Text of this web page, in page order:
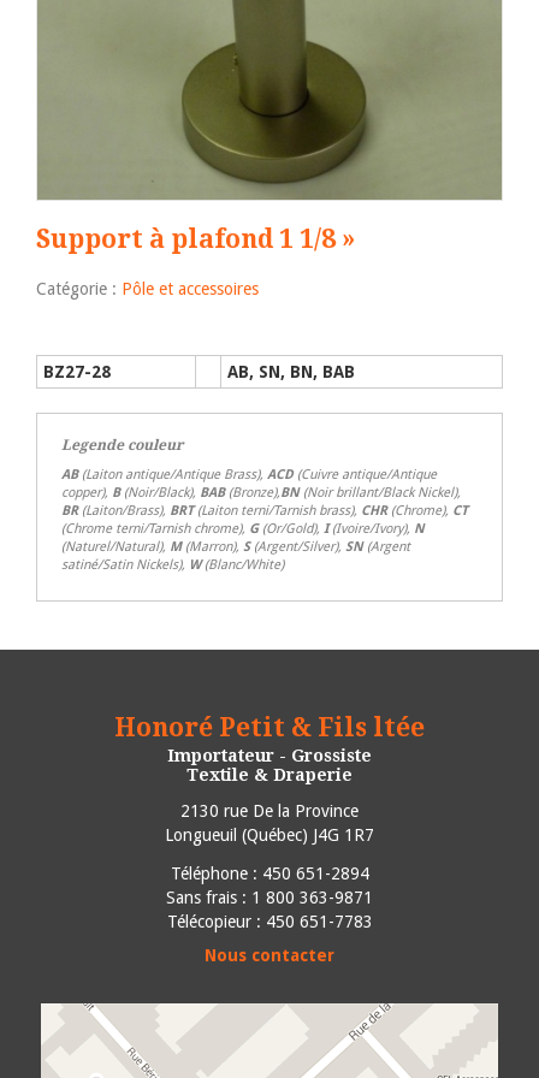
Support à plafond 1 1/8 »
Catégorie : Pôle et accessoires
BZ27-28 AB, SN, BN, BAB
Legende couleur
AB(Laiton antique/Antique Brass), ACD(Cuivre antique/Antique
copper), B(Noir/Black), BAB(Bronze),BN(Noir brillant/Black Nickel),
BR (Laiton/Brass), BRT(Laiton terni/Tarnish brass), CHR(Chrome), CT
(Chrome terni/Tarnish chrome), G(Or/Gold), I (Ivoire/Ivory), N
(Naturel/Natural), M(Marron), S(Argent/Silver), SN(Argent
satiné/Satin Nickels), W(Blanc/White)
Honoré Petit & Fils ltée
Importateur - Grossiste
Textile & Draperie
2130 rue De la Province
Longueuil (Québec) J4G 1R7
Téléphone : 450 651-2894
Sans frais : 1 800 363-9871
Télécopieur : 450 651-7783
Nous contacter